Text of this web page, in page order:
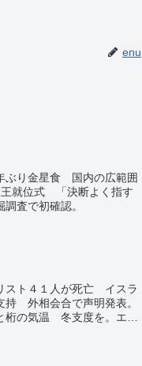
enu
ぶり金星食 国内の広範囲
就位式 「決断よく指す
査で初確認。
スト４１人が死亡 イスラ
持 外相会合で声明発表。
の気温 冬支度を。エル